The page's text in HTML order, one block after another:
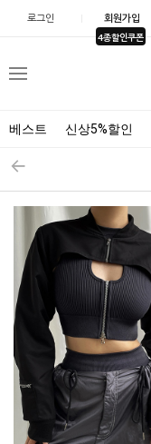
로그인 회원가입
4종할인쿠폰
메
베스트 신상5%할인